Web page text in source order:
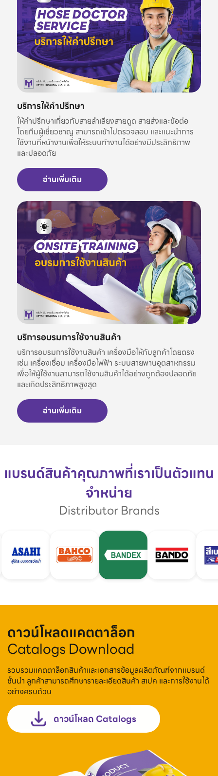
บริการให้คำปรึกษา
ให้คำปรึกษาเกี่ยวกับสายลำเลียงสายดูด สายส่งและข้อต่อ
โดยทีมผู้เชี่ยวชาญ สามารถเข้าไปตรวจสอบ และแนะนำการ
ใช้งานที่หน้างานเพื่อให้ระบบทำงานได้อย่างมีประสิทธิภาพ
และปลอดภัย
อ่านเพิ่มเติม
บริการอบรมการใช้งานสินค้า
บริการอบรมการใช้งานสินค้า เครื่องมือให้กับลูกค้าโดยตรง
เช่น เครื่องเชื่อม เครื่องมือไฟฟ้า ระบบสายพานอุตสาหกรรม
เพื่อให้ผู้ใช้งานสามารถใช้งานสินค้าได้อย่างถูกต้องปลอดภัย
และเกิดประสิทธิภาพสูงสุด
อ่านเพิ่มเติม
แบรนด์สินค้าคุณภาพที่เราเป็นตัวแทน
จำหน่าย
Distributor Brands
ดาวน์โหลดแคตตาล็อก
Catalogs Download
รวบรวมแคตตาล็อกสินค้าและเอกสารข้อมูลผลิตภัณฑ์จากแบรนด์
ชั้นนำ ลูกค้าสามารถศึกษารายละเอียดสินค้า สเปค และการใช้งานได้
อย่างครบถ้วน
ดาวน์โหลด Catalogs